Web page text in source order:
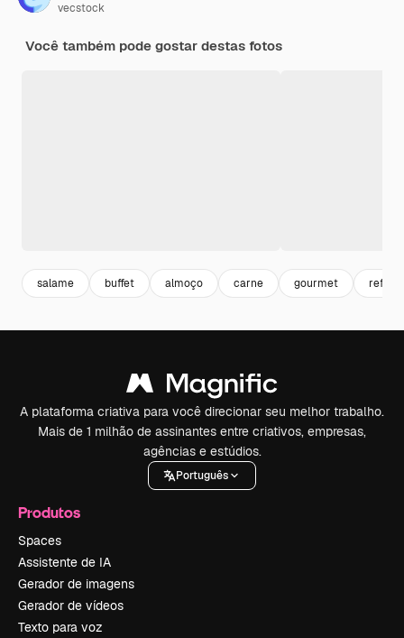
vecstock
Você também pode gostar destas fotos
salame buffet almoço carne gourmet
A plataforma criativa para você direcionar seu melhor trabalho.
Mais de 1 milhão de assinantes entre criativos, empresas,
agências e estúdios.
Português
Produtos
Spaces
Assistente de IA
Gerador de imagens
Gerador de vídeos
Texto para voz